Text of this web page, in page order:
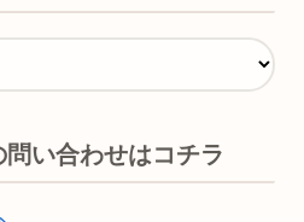
い合わせはコチラ